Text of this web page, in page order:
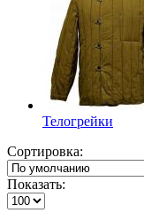
Телогрейки
Сортировка:
Показать: